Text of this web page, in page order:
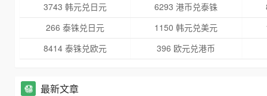
3743 韩元兑日元
6293 港币兑泰铢
266 泰铢兑日元
1150 韩元兑美元
8414 泰铢兑欧元
396 欧元兑港币
最新文章